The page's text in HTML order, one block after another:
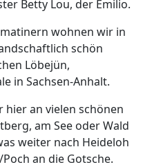
Betty Lou, der Emilio.
wohnen wir in
schön
Löbejün,
in Sachsen-Anhalt.
hier an vielen schönen
am See oder Wald
weiter nach Heideloh
an die Gotsche.